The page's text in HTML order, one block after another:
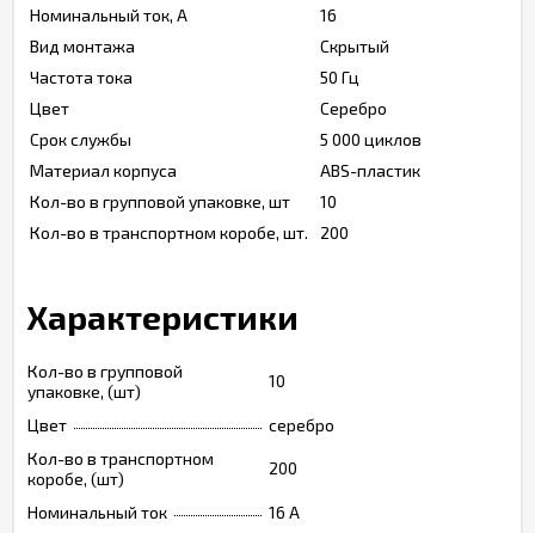
Номинальный ток, А
16
Вид монтажа
Скрытый
Частота тока
50 Гц
Цвет
Серебро
Срок службы
5 000 циклов
Материал корпуса
ABS-пластик
Кол-во в групповой упаковке, шт
10
Кол-во в транспортном коробе, шт.
200
Характеристики
Кол-во в групповой
упаковке, (шт)
10
Цвет
серебро
Кол-во в транспортном
коробе, (шт)
200
Номинальный ток
16 A